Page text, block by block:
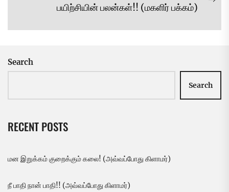
பயிற்சியின் பலன்கள்!! (மகளிர் பக்கம்)
Search
Search
RECENT POSTS
மன இறுக்கம் குறைக்கும் கலை! (அவ்வப்போது கிளாமர்)
நீ பாதி நான் பாதி!! (அவ்வப்போது கிளாமர்)